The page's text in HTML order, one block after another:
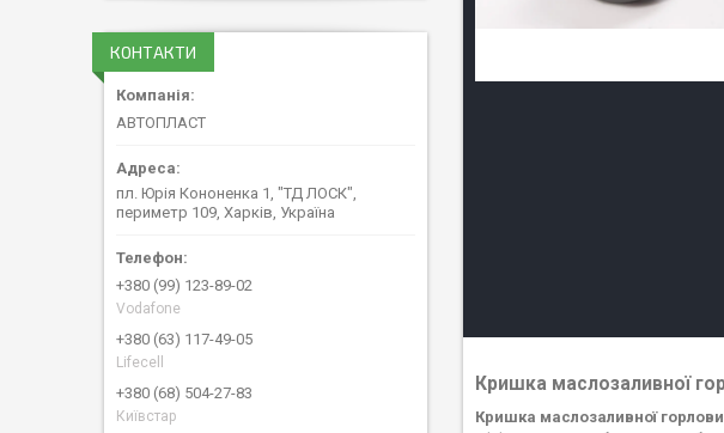
Кришка маслозаливної
Кришка маслозаливної
КОНТАКТИ
АВТОПЛАСТ
пл. Юрія Кононенка 1, "ТД ЛОСК",
периметр 109, Харків, Україна
+380 (99) 123-89-02
Vodafone
+380 (63) 117-49-05
Lifecell
+380 (68) 504-27-83
Київстар